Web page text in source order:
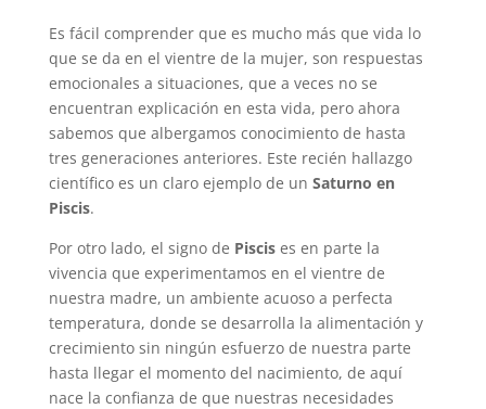
Es fácil comprender que es mucho más que vida lo
que se da en el vientre de la mujer, son respuestas
emocionales a situaciones, que a veces no se
encuentran explicación en esta vida, pero ahora
sabemos que albergamos conocimiento de hasta
tres generaciones anteriores. Este recién hallazgo
científico es un claro ejemplo de un Saturno en
Piscis.
Por otro lado, el signo de Piscis es en parte la
vivencia que experimentamos en el vientre de
nuestra madre, un ambiente acuoso a perfecta
temperatura, donde se desarrolla la alimentación y
crecimiento sin ningún esfuerzo de nuestra parte
hasta llegar el momento del nacimiento, de aquí
nace la confianza de que nuestras necesidades